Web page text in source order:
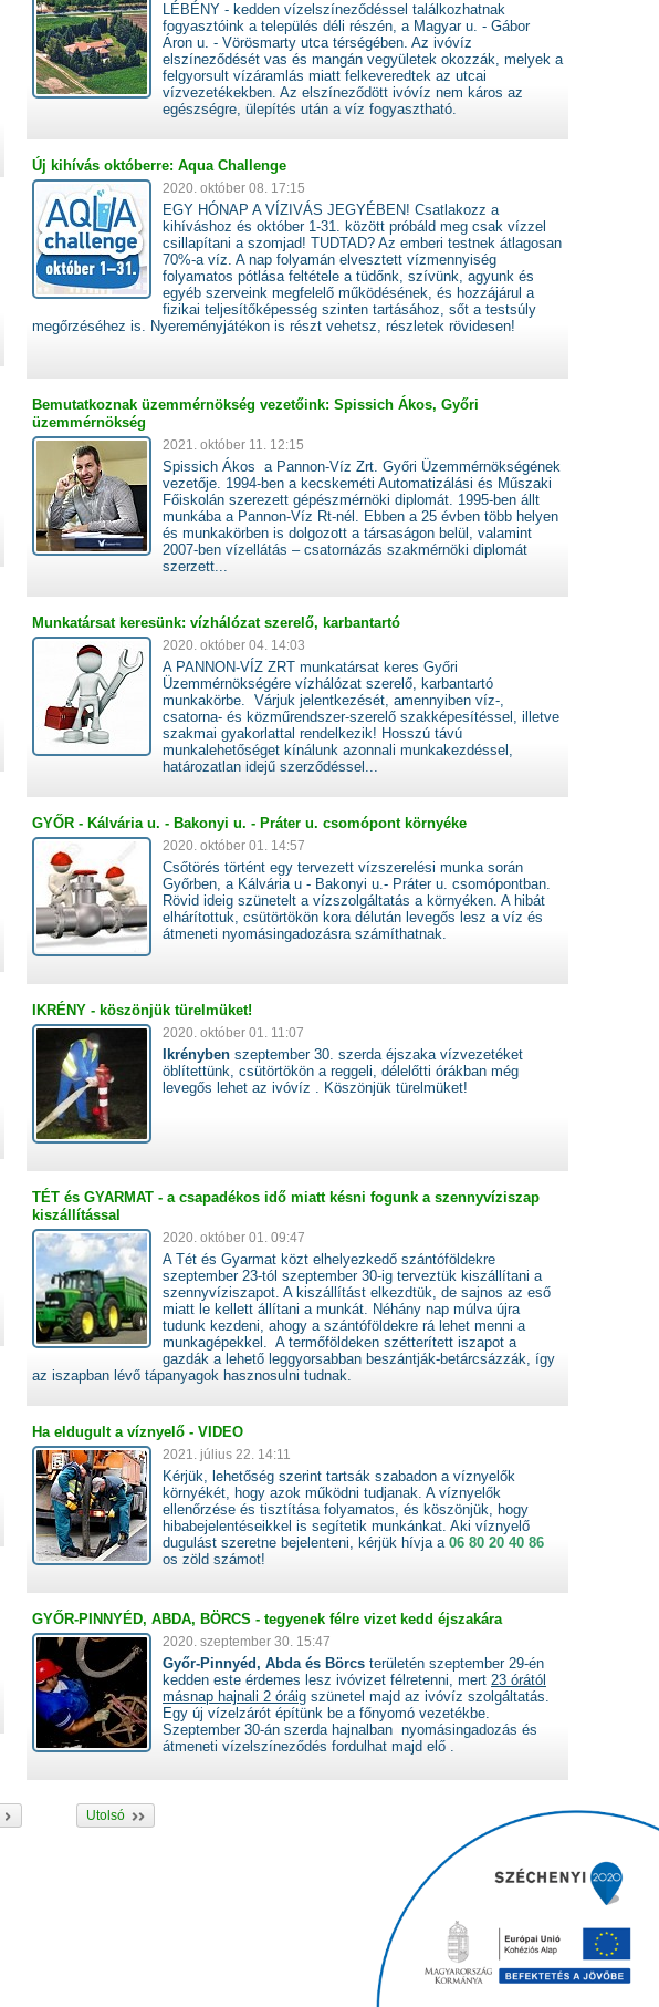
LÉBÉNY - kedden vízelszíneződéssel találkozhatnak
fogyasztóink a település déli részén, a Magyar u. - Gábor
Áron u. - Vörösmarty utca térségében. Az ivóvíz
elszíneződését vas és mangán vegyületek okozzák, melyek a
felgyorsult vízáramlás miatt felkeveredtek az utcai
vízvezetékekben. Az elszíneződött ivóvíz nem káros az
egészségre, ülepítés után a víz fogyasztható.
Új kihívás októberre: Aqua Challenge
2020. október 08. 17:15
EGY HÓNAP A VÍZIVÁS JEGYÉBEN! Csatlakozz a
kihíváshoz és október 1-31. között próbáld meg csak vízzel
csillapítani a szomjad! TUDTAD? Az emberi testnek átlagosan
70%-a víz. A nap folyamán elvesztett vízmennyiség
folyamatos pótlása feltétele a tüdőnk, szívünk, agyunk és
egyéb szerveink megfelelő működésének, és hozzájárul a
fizikai teljesítőképesség szinten tartásához, sőt a testsúly
megőrzéséhez is. Nyereményjátékon is részt vehetsz, részletek rövidesen!
Bemutatkoznak üzemmérnökség vezetőink: Spissich Ákos, Győri
üzemmérnökség
2021. október 11. 12:15
Spissich Ákos a Pannon-Víz Zrt. Győri Üzemmérnökségének
vezetője. 1994-ben a kecskeméti Automatizálási és Műszaki
Főiskolán szerezett gépészmérnöki diplomát. 1995-ben állt
munkába a Pannon-Víz Rt-nél. Ebben a 25 évben több helyen
és munkakörben is dolgozott a társaságon belül, valamint
2007-ben vízellátás – csatornázás szakmérnöki diplomát
szerzett...
Munkatársat keresünk: vízhálózat szerelő, karbantartó
2020. október 04. 14:03
A PANNON-VÍZ ZRT munkatársat keres Győri
Üzemmérnökségére vízhálózat szerelő, karbantartó
munkakörbe. Várjuk jelentkezését, amennyiben víz-,
csatorna- és közműrendszer-szerelő szakképesítéssel, illetve
szakmai gyakorlattal rendelkezik! Hosszú távú
munkalehetőséget kínálunk azonnali munkakezdéssel,
határozatlan idejű szerződéssel...
GYŐR - Kálvária u. - Bakonyi u. - Práter u. csomópont környéke
2020. október 01. 14:57
Csőtörés történt egy tervezett vízszerelési munka során
Győrben, a Kálvária u - Bakonyi u.- Práter u. csomópontban.
Rövid ideig szünetelt a vízszolgáltatás a környéken. A hibát
elhárítottuk, csütörtökön kora délután levegős lesz a víz és
átmeneti nyomásingadozásra számíthatnak.
IKRÉNY - köszönjük türelmüket!
2020. október 01. 11:07
Ikrényben szeptember 30. szerda éjszaka vízvezetéket
öblítettünk, csütörtökön a reggeli, délelőtti órákban még
levegős lehet az ivóvíz . Köszönjük türelmüket!
TÉT és GYARMAT - a csapadékos idő miatt késni fogunk a szennyvíziszap
kiszállítással
2020. október 01. 09:47
A Tét és Gyarmat közt elhelyezkedő szántóföldekre
szeptember 23-tól szeptember 30-ig terveztük kiszállítani a
szennyvíziszapot. A kiszállítást elkezdtük, de sajnos az eső
miatt le kellett állítani a munkát. Néhány nap múlva újra
tudunk kezdeni, ahogy a szántóföldekre rá lehet menni a
munkagépekkel. A termőföldeken szétterített iszapot a
gazdák a lehető leggyorsabban beszántják-betárcsázzák, így
az iszapban lévő tápanyagok hasznosulni tudnak.
Ha eldugult a víznyelő - VIDEO
2021. július 22. 14:11
Kérjük, lehetőség szerint tartsák szabadon a víznyelők
környékét, hogy azok működni tudjanak. A víznyelők
ellenőrzése és tisztítása folyamatos, és köszönjük, hogy
hibabejelentéseikkel is segítetik munkánkat. Aki víznyelő
dugulást szeretne bejelenteni, kérjük hívja a 06 80 20 40 86
os zöld számot!
GYŐR-PINNYÉD, ABDA, BÖRCS - tegyenek félre vizet kedd éjszakára
2020. szeptember 30. 15:47
Győr-Pinnyéd, Abda és Börcs területén szeptember 29-én
kedden este érdemes lesz ivóvizet félretenni, mert 23 órától
másnap hajnali 2 óráig szünetel majd az ivóvíz szolgáltatás.
Egy új vízelzárót építünk be a főnyomó vezetékbe.
Szeptember 30-án szerda hajnalban nyomásingadozás és
átmeneti vízelszíneződés fordulhat majd elő .
Utolsó